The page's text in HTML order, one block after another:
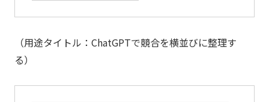
（用途タイトル：ChatGPTで競合を横並びに整理す
る）